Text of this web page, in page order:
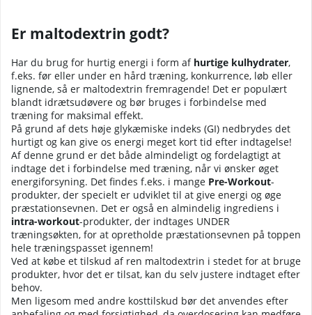
Er maltodextrin godt?
Har du brug for hurtig energi i form af hurtige kulhydrater,
f.eks. før eller under en hård træning, konkurrence, løb eller
lignende, så er maltodextrin fremragende! Det er populært
blandt idrætsudøvere og bør bruges i forbindelse med
træning for maksimal effekt.
På grund af dets høje glykæmiske indeks (GI) nedbrydes det
hurtigt og kan give os energi meget kort tid efter indtagelse!
Af denne grund er det både almindeligt og fordelagtigt at
indtage det i forbindelse med træning, når vi ønsker øget
energiforsyning. Det findes f.eks. i mange Pre-Workout-
produkter, der specielt er udviklet til at give energi og øge
præstationsevnen. Det er også en almindelig ingrediens i
intra-workout-produkter, der indtages UNDER
træningsøkten, for at opretholde præstationsevnen på toppen
hele træningspasset igennem!
Ved at købe et tilskud af ren maltodextrin i stedet for at bruge
produkter, hvor det er tilsat, kan du selv justere indtaget efter
behov.
Men ligesom med andre kosttilskud bør det anvendes efter